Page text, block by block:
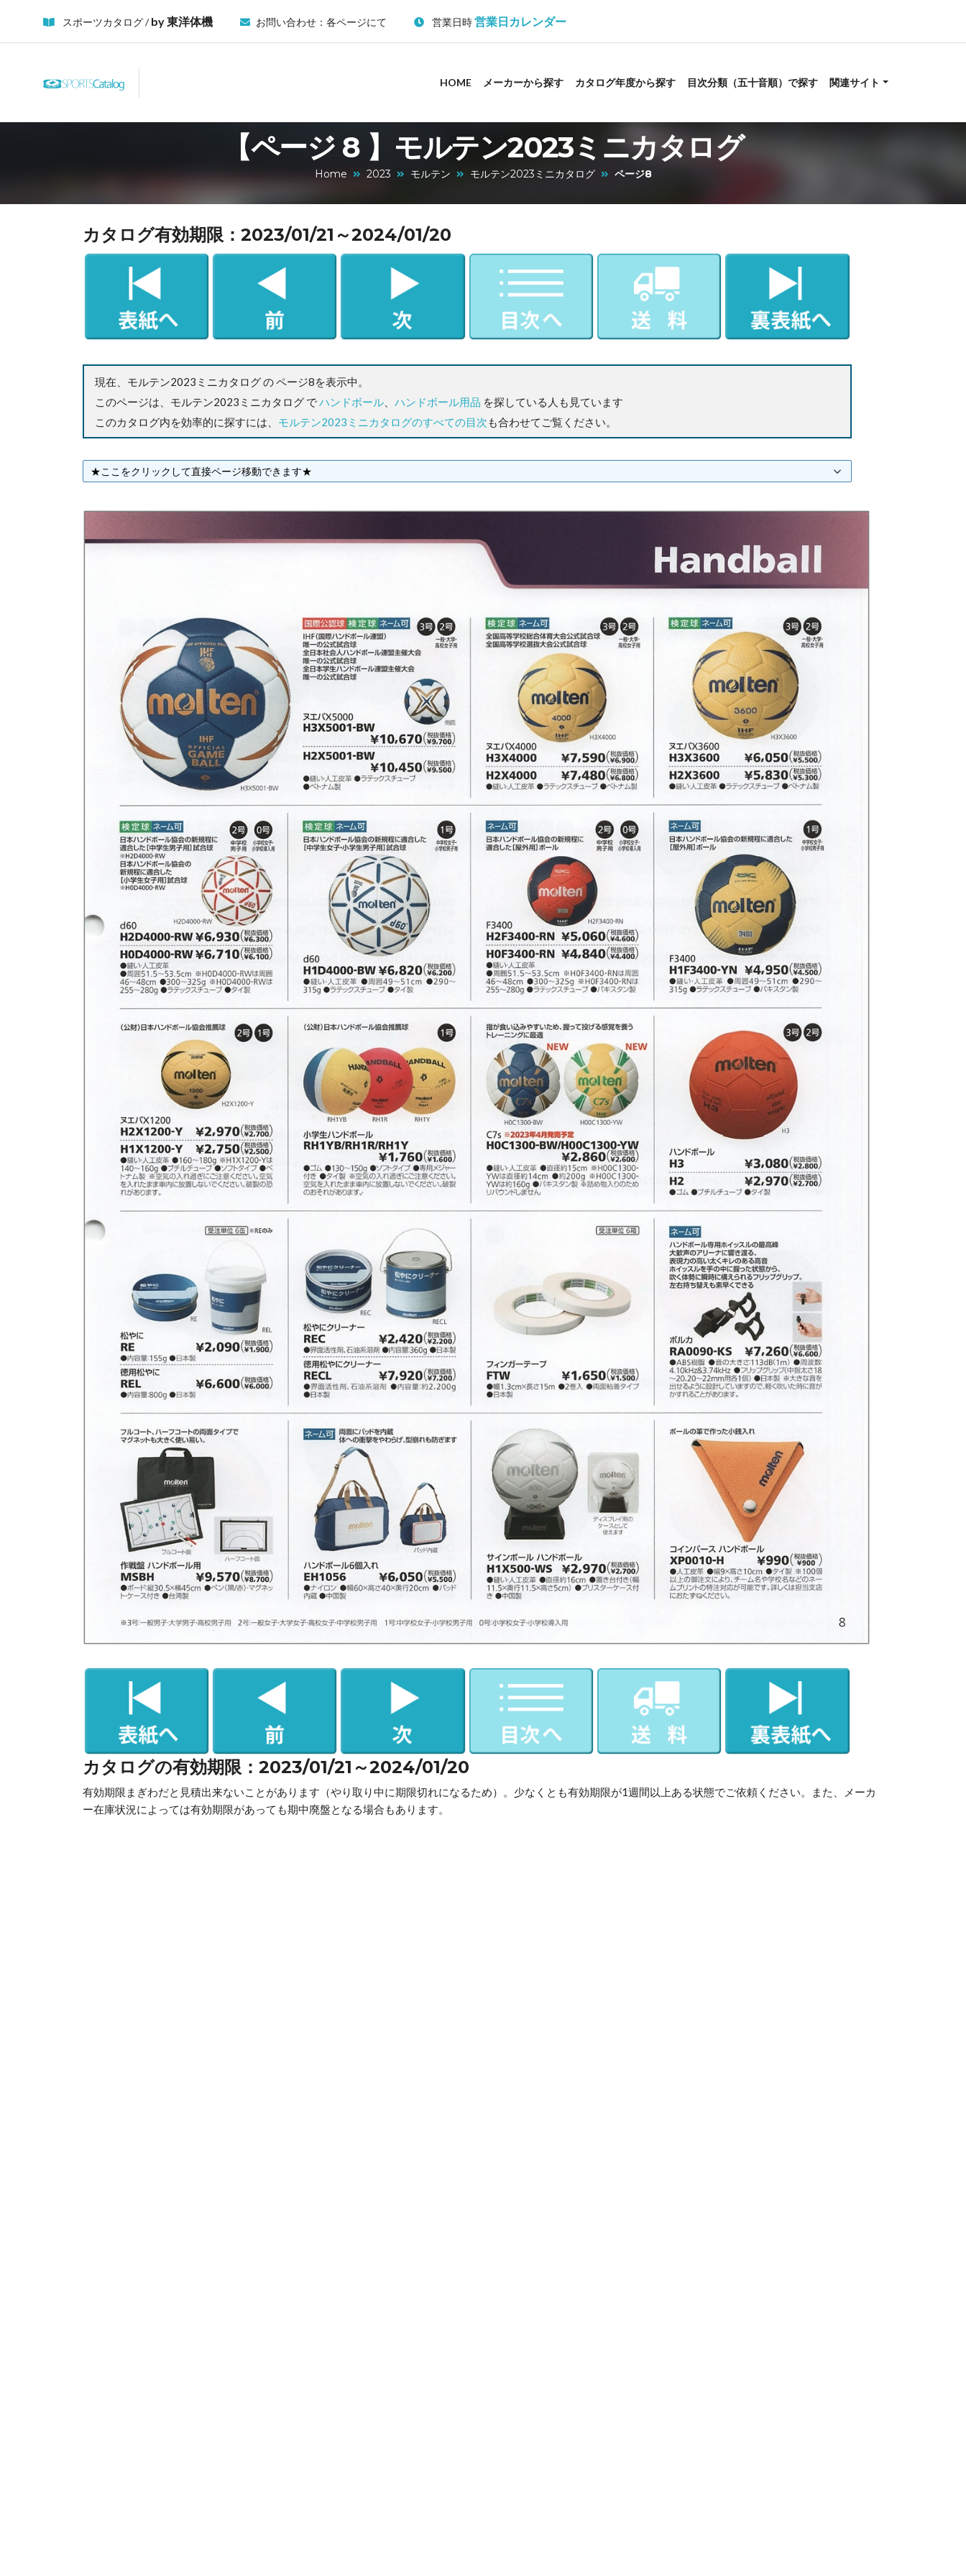
スポーツカタログ /by 東洋体機 お問い合わせ：各ページにて 営業日時営業日カレンダー
HOME メーカーから探す カタログ年度から探す 目次分類（五十音順）で探す 関連サイト
【ページ 8 】モルテン2023ミニカタログ
Home 2023 モルテン モルテン2023ミニカタログ ページ8
カタログ有効期限：2023/01/21～2024/01/20
現在、モルテン2023ミニカタログ の ページ8を表示中。
このページは、モルテン2023ミニカタログ でハンドボール、 ハンドボール用品 を探している人も見ています
このカタログ内を効率的に探すには、 モルテン2023ミニカタログのすべての目次 も合わせてご覧ください。
カタログの有効期限：2023/01/21～2024/01/20
有効期限まぎわだと見積出来ないことがあります（やり取り中に期限切れになるため）。少なくとも有効期限が1週間以上ある状態でご依頼ください。また、メーカ
ー在庫状況によっては有効期限があっても期中廃盤となる場合もあります。